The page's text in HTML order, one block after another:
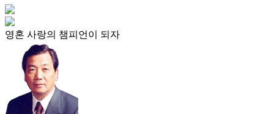
영혼 사랑의 챔피언이 되자